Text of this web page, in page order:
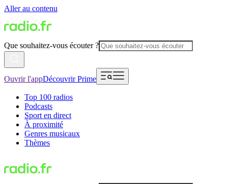
Aller au contenu
Que souhaitez-vous écouter ?
Ouvrir l'appDécouvrir Prime
Top 100 radios
Podcasts
Sport en direct
À proximité
Genres musicaux
Thèmes